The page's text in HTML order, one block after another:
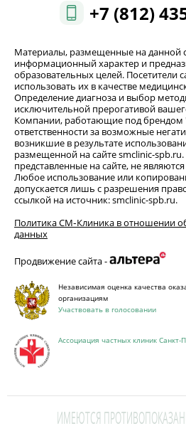
+7 (812)
Материалы, размещенные на данной
информационный характер и
образовательных целей. Посетители
использовать их в качестве
Определение диагноза и выбор
исключительной прерогативой
Компании, работающие под брендом
ответственности за возможные
возникшие в результате
размещенной на сайте smclinic-
представленные на сайте, не
Любое использование или
допускается лишь с разрешения
ссылкой на источник: smclinic-spb.ru.
Политика СМ‑Клиника в отношении
данных
Продвижение сайта -
Независимая оценка качества
организациям
Участвовать в голосовании
Ассоциация частных клиник Санкт-
ИМЕЮТСЯ